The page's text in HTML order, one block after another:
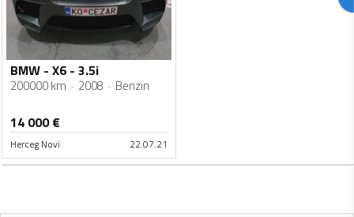
BMW - X6 - 3.5i
200000 km 2008 Benzin
14 000€
Herceg Novi 22.07.21